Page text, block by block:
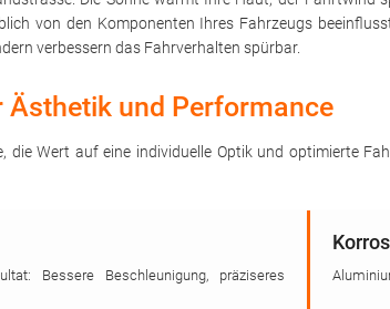
von den Komponenten Ihres Fahrzeugs
verbessern das Fahrverhalten spürbar.
Ästhetik und Performance
Wert auf eine individuelle Optik und optimierte
Bessere Beschleunigung, präziseres